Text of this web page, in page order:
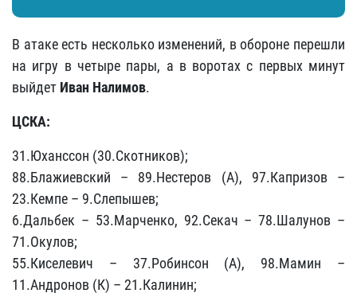
В атаке есть несколько изменений, в обороне перешли
на игру в четыре пары, а в воротах с первых минут
выйдет Иван Налимов.
ЦСКА:
31.Юханссон (30.Скотников);
88.Блажиевский – 89.Нестеров (А), 97.Капризов –
23.Кемпе – 9.Слепышев;
6.Дальбек – 53.Марченко, 92.Секач – 78.Шалунов –
71.Окулов;
55.Киселевич – 37.Робинсон (А), 98.Мамин –
11.Андронов (К) – 21.Калинин;